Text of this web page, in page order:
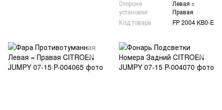
Сторона
установки
Левая =
Правая
Код товара
FP 2004 KB0-E